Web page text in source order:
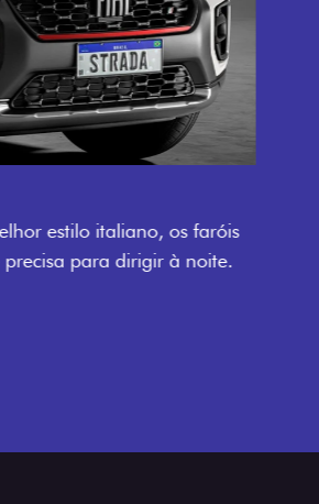
5 LUGARES E 4
confortável na Fiat Strada,
dupla de 5 lugares e 4 portas.